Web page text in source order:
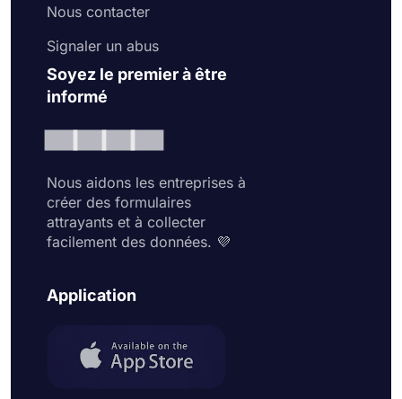
Nous contacter
Signaler un abus
Soyez le premier à être
informé
Nous aidons les entreprises à
créer des formulaires
attrayants et à collecter
facilement des données. 💜
Application